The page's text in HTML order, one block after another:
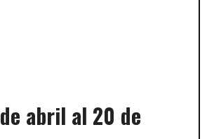
abril al 20 de